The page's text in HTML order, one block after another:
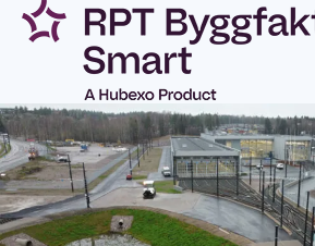
Siirry
sisältöön